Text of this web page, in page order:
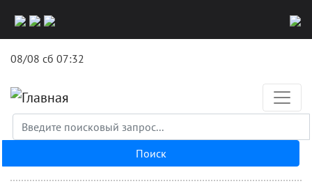
08/08 сб 07:32
Поиск